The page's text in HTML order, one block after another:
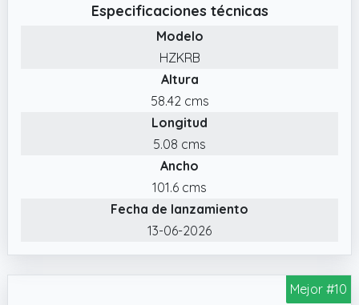
69 mm convence por su elegante antracita y
encaja perfectamente en cualquier
✔️ Robusto: alta resistencia a la compresión:
el radiador está diseñado para una presión
máxima de 3 bar y cumple con los requisitos
de los sistemas de calefacción modernos,
para un rendimiento fiable y una larga vida
✔️ Montaje rápido: uso universal: este
radiador de panel con conexión G1/2 se
Especificaciones técnicas
Modelo
HZKRB
Altura
58.42 cms
Longitud
5.08 cms
Ancho
101.6 cms
Fecha de lanzamiento
13-06-2026
Mejor #10